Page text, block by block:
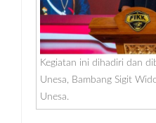
Kegiatan ini dihadiri dan
Unesa, Bambang Sigit
Unesa.